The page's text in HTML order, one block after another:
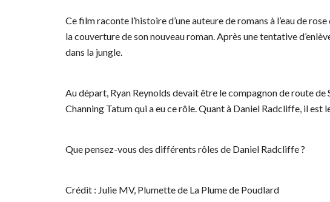
Ce film raconte l’histoire d’une auteure de romans à l’eau de
la couverture de son nouveau roman. Après une tentative
dans la jungle.
Au départ, Ryan Reynolds devait être le compagnon de route de
Channing Tatum qui a eu ce rôle. Quant à Daniel Radcliffe, il est
Que pensez-vous des différents rôles de Daniel Radcliffe ?
Crédit : Julie MV, Plumette de La Plume de Poudlard